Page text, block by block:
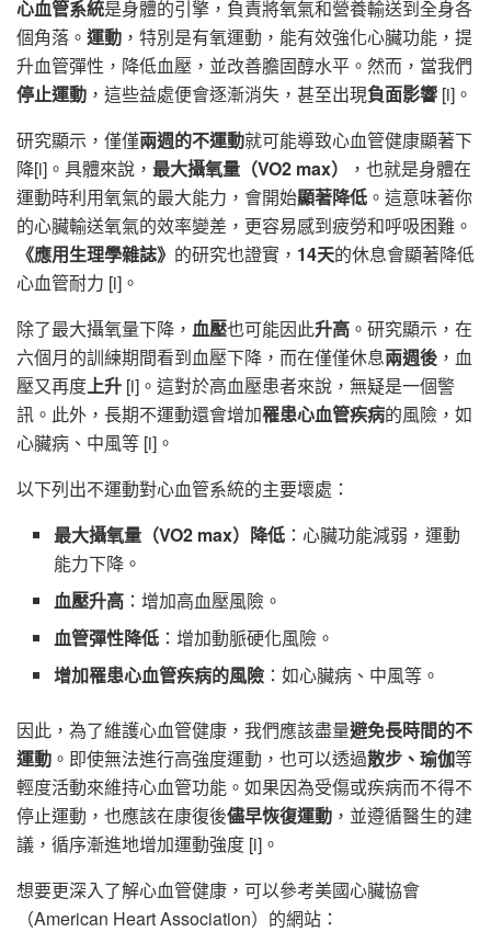
心血管系統是身體的引擎，負責將氧氣和營養輸送到全身各
個角落。 運動 ，特別是有氧運動，能有效強化心臟功能，提
升血管彈性，降低血壓，並改善膽固醇水平。然而，當我們
停止運動 ，這些益處便會逐漸消失，甚至出現負面影響 [i]。
研究顯示，僅僅兩週的不運動就可能導致心血管健康顯著下
降[i]。具體來說， 最大攝氧量（VO2 max）
，也就是身體在
運動時利用氧氣的最大能力，會開始顯著降低 。這意味著你
的心臟輸送氧氣的效率變差，更容易感到疲勞和呼吸困難。
《應用生理學雜誌》 的研究也證實， 14天的休息會顯著降低
心血管耐力 [i]。
除了最大攝氧量下降， 血壓也可能因此升高 。研究顯示，在
六個月的訓練期間看到血壓下降，而在僅僅休息兩週後 ，血
壓又再度上升 [i]。這對於高血壓患者來說，無疑是一個警
訊。此外，長期不運動還會增加罹患心血管疾病的風險，如
心臟病、中風等 [i]。
以下列出不運動對心血管系統的主要壞處：
最大攝氧量（VO2 max）降低 ：心臟功能減弱，運動
能力下降。
血壓升高 ：增加高血壓風險。
血管彈性降低 ：增加動脈硬化風險。
增加罹患心血管疾病的風險 ：如心臟病、中風等。
因此，為了維護心血管健康，我們應該盡量避免長時間的不
運動 。即使無法進行高強度運動，也可以透過散步、瑜伽等
輕度活動來維持心血管功能。如果因為受傷或疾病而不得不
停止運動，也應該在康復後儘早恢復運動 ，並遵循醫生的建
議，循序漸進地增加運動強度 [i]。
想要更深入了解心血管健康，可以參考美國心臟協會
（American Heart Association）的網站：